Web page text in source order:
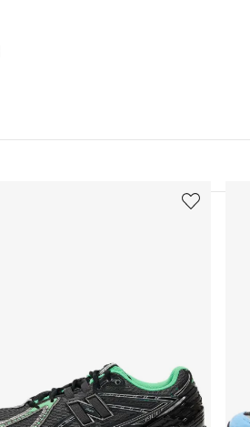
4/12